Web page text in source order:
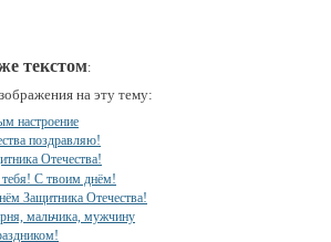
текстом:
на эту тему: